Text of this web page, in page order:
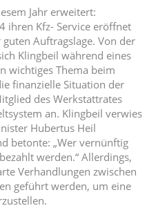
Jahr erweitert:
ihren Kfz- Service eröffnet
Auftragslage. Von der
Klingbeil während eines
wichtiges Thema beim
finanzielle Situation der
des Werkstattrates
an. Klingbeil verwies
Hubertus Heil
betonte: „Wer vernünftig
werden.“ Allerdings,
Verhandlungen zwischen
geführt werden, um eine